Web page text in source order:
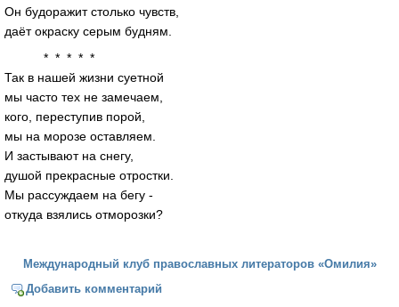
Он будоражит столько чувств,
даёт окраску серым будням.
* * * * *
Так в нашей жизни суетной
мы часто тех не замечаем,
кого, переступив порой,
мы на морозе оставляем.
И застывают на снегу,
душой прекрасные отростки.
Мы рассуждаем на бегу -
откуда взялись отморозки?
Международный клуб православных литераторов «Омилия»
Добавить комментарий